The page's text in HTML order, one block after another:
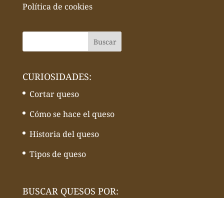
Política de cookies
CURIOSIDADES:
Cortar queso
Cómo se hace el queso
Historia del queso
Tipos de queso
BUSCAR QUESOS POR: